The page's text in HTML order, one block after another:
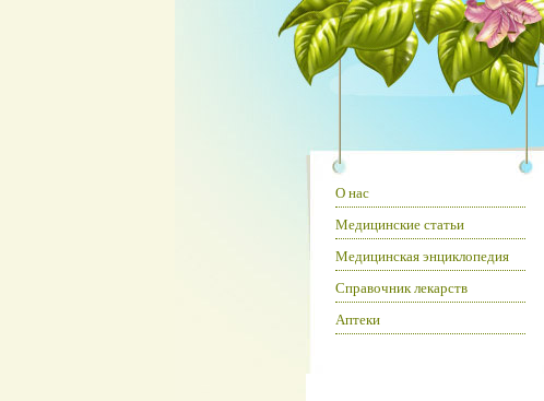
О нас
Медицинские статьи
Медицинская энциклопедия
Справочник лекарств
Аптеки